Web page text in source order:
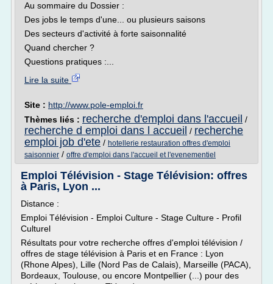
Au sommaire du Dossier :
Des jobs le temps d'une... ou plusieurs saisons
Des secteurs d'activité à forte saisonnalité
Quand chercher ?
Questions pratiques :...
Lire la suite
Site : http://www.pole-emploi.fr
Thèmes liés : recherche d'emploi dans l'accueil /
recherche d emploi dans l accueil / recherche
emploi job d'ete / hotellerie restauration offres d'emploi
saisonnier / offre d'emploi dans l'accueil et l'evenementiel
Emploi Télévision - Stage Télévision: offres
à Paris, Lyon ...
Distance :
Emploi Télévision - Emploi Culture - Stage Culture - Profil
Culturel
Résultats pour votre recherche offres d'emploi télévision /
offres de stage télévision à Paris et en France : Lyon
(Rhone Alpes), Lille (Nord Pas de Calais), Marseille (PACA),
Bordeaux, Toulouse, ou encore Montpellier (...) pour des